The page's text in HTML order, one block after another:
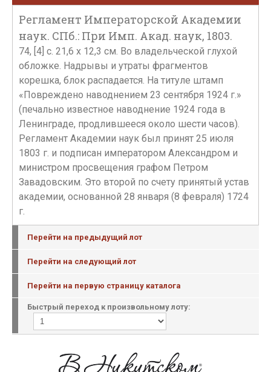
Регламент Императорской Академии
наук. СПб.: При Имп. Акад. наук, 1803.
74, [4] с. 21,6 х 12,3 см. Во владельческой глухой
обложке. Надрывы и утраты фрагментов
корешка, блок распадается. На титуле штамп
«Повреждено наводнением 23 сентября 1924 г.»
(печально известное наводнение 1924 года в
Ленинграде, продлившееся около шести часов).
Регламент Академии наук был принят 25 июля
1803 г. и подписан императором Александром и
министром просвещения графом Петром
Завадовским. Это второй по счету принятый устав
академии, основанной 28 января (8 февраля) 1724
г.
Перейти на предыдущий лот
Перейти на следующий лот
Перейти на первую страницу каталога
Быстрый переход к произвольному лоту: